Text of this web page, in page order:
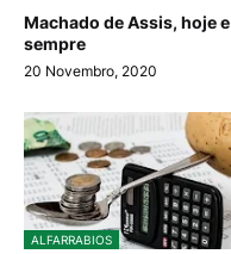
Machado de Assis, hoje e
sempre
20 Novembro, 2020
ALFARRABIOS